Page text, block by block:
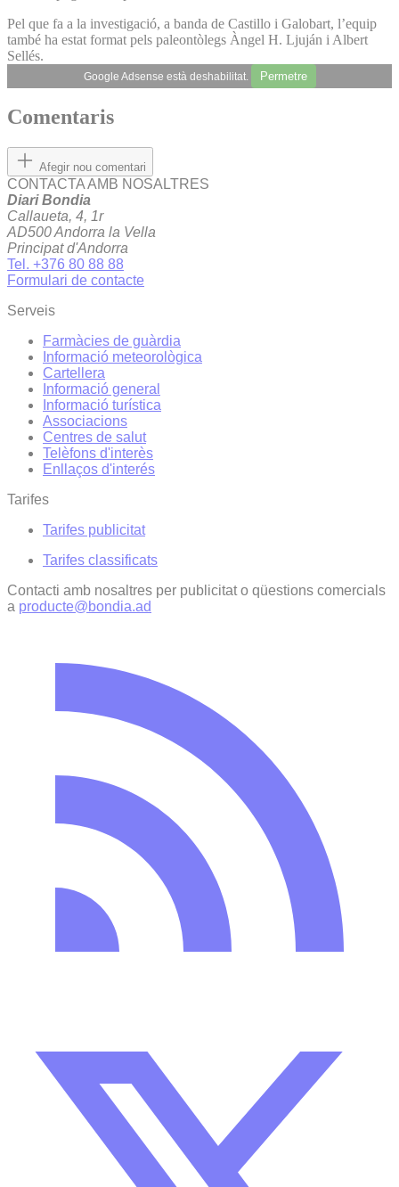
Pel que fa a la investigació, a banda de Castillo i Galobart, l’equip
també ha estat format pels paleontòlegs Àngel H. Ljuján i Albert
Sellés.
Google Adsense està deshabilitat. Permetre
Comentaris
Afegir nou comentari
CONTACTA AMB NOSALTRES
Diari Bondia
Callaueta, 4, 1r
AD500 Andorra la Vella
Principat d'Andorra
Tel. +376 80 88 88
Formulari de contacte
Serveis
Farmàcies de guàrdia
Informació meteorològica
Cartellera
Informació general
Informació turística
Associacions
Centres de salut
Telèfons d'interès
Enllaços d'interés
Tarifes
Tarifes publicitat
Tarifes classificats
Contacti amb nosaltres per publicitat o qüestions comercials
a producte@bondia.ad